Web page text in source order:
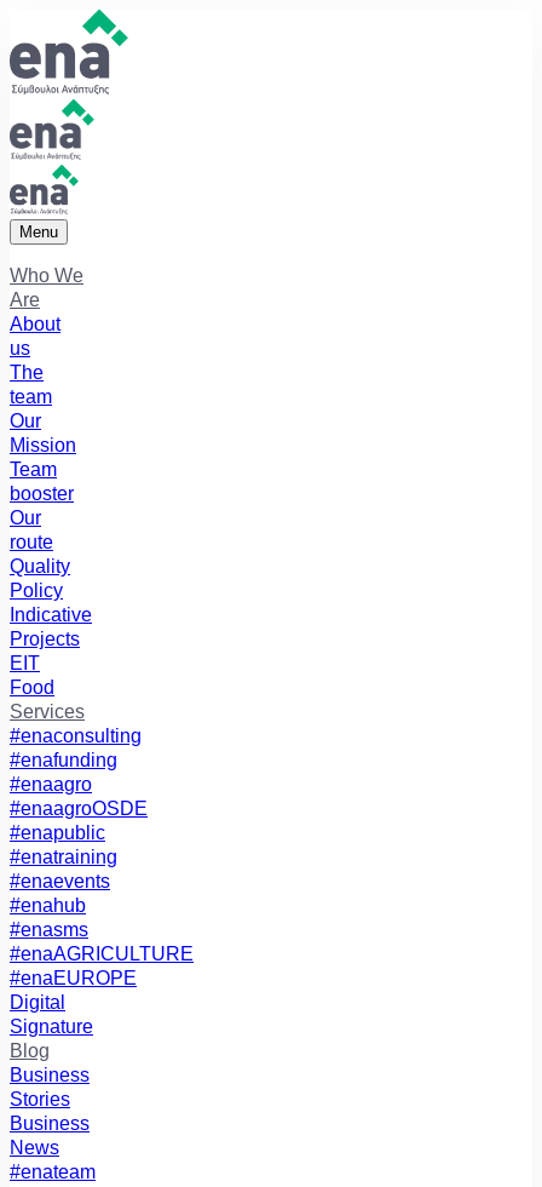
Menu
Who We
Are
About
us
The
team
Our
Mission
Team
booster
Our
route
Quality
Policy
Indicative
Projects
EIT
Food
Services
#enaconsulting
#enafunding
#enaagro
#enaagroOSDE
#enapublic
#enatraining
#enaevents
#enahub
#enasms
#enaAGRICULTURΕ
#enaEUROPE
Digital
Signature
Blog
Business
Stories
Business
News
#enateam